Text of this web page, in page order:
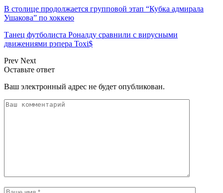
В столице продолжается групповой этап “Кубка адмирала
Ушакова” по хоккею
Танец футболиста Роналду сравнили с вирусными
движениями рэпера Toxi$
Prev Next
Оставьте ответ
Ваш электронный адрес не будет опубликован.